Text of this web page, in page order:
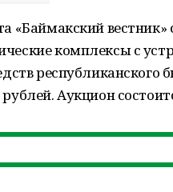
«Баймакский
комплексы с
Аукцион